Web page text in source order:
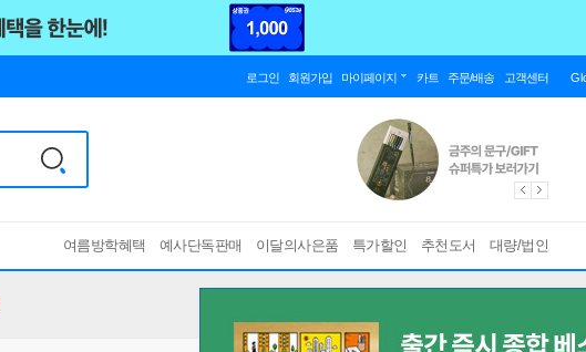
로그인 회원가입 마이페이지 카트 주문/배송 고객센터
여름방학혜택 예사단독판매 이달의사은품 특가할인 추천도서 대량/법인